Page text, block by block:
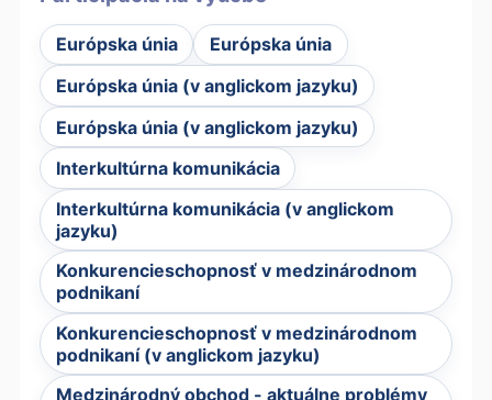
Európska únia
Európska únia
Európska únia (v anglickom jazyku)
Európska únia (v anglickom jazyku)
Interkultúrna komunikácia
Interkultúrna komunikácia (v anglickom
jazyku)
Konkurencieschopnosť v medzinárodnom
podnikaní
Konkurencieschopnosť v medzinárodnom
podnikaní (v anglickom jazyku)
Medzinárodný obchod - aktuálne problémy